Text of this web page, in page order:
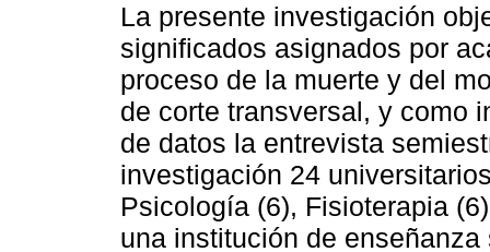
La presente investigación
significados asignados por
proceso de la muerte y del
de corte transversal, y como
de datos la entrevista
investigación 24
Psicología (6), Fisioterapia
una institución de